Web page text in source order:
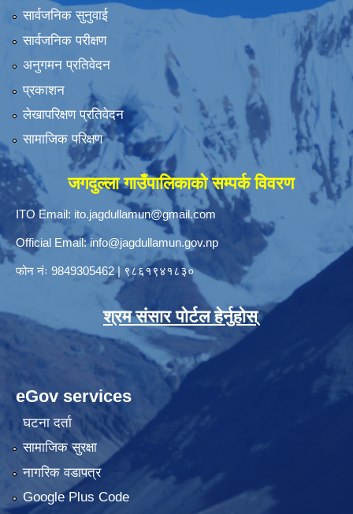
सार्वजनिक सुनुवाई
सार्वजनिक परीक्षण
अनुगमन प्रतिवेदन
प्रकाशन
लेखापरिक्षण प्रतिवेदन
सामाजिक परिक्षण
जगदुल्ला गाउँपालिकाको सम्पर्क विवरण
ITO Email: ito.jagdullamun@gmail.com
Official Email:info@jagdullamun.gov.np
फोन नंः 9849305462| ९८६१९४१८३०
श्रम संसार पोर्टल हेर्नुहोस्
eGov services
घटना दर्ता
सामाजिक सुरक्षा
नागरिक वडापत्र
Google Plus Code